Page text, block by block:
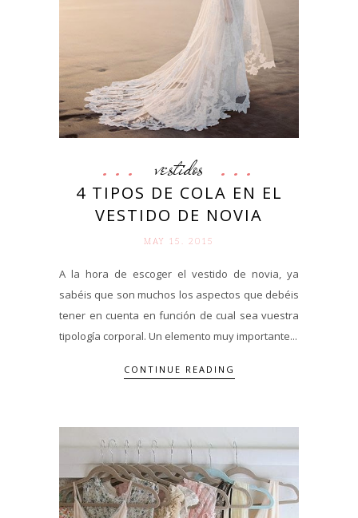
vestidos
4 TIPOS DE COLA EN EL
VESTIDO DE NOVIA
MAY 15. 2015
A la hora de escoger el vestido de novia, ya
sabéis que son muchos los aspectos que debéis
tener en cuenta en función de cual sea vuestra
tipología corporal. Un elemento muy importante...
CONTINUE READING